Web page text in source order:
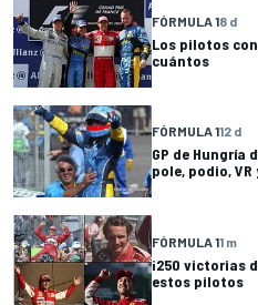
FÓRMULA 18 d
Los pilotos
cuántos
FÓRMULA 112 d
GP de Hungría
pole, podio, VR
FÓRMULA 11 m
¡250 victorias
estos pilotos